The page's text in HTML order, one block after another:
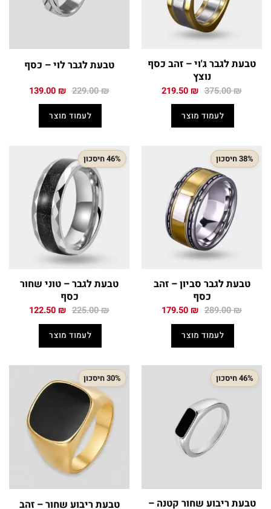
טבעת לגבר ג'וי – זהב כסף
נוצץ
375.00₪ המחיר
375.00 ₪.
219.50 ₪ המחיר
לעמוד מוצר
טבעת לגבר לוי – כסף
229.00₪ המחיר
229.00 ₪.
139.00 ₪ המחיר
לעמוד מוצר
38% חיסכון
טבעת לגבר סביון – זהב
כסף
289.00₪ המחיר
היה:
289.00 ₪.
179.50 ₪ המחיר
לעמוד מוצר
46% חיסכון
טבעת לגבר – טוני שחור
כסף
225.00₪ המחיר
היה:
225.00 ₪.
122.50 ₪ המחיר
לעמוד מוצר
46% חיסכון
טבעת ריבוע שחור קטנה –
30% חיסכון
טבעת ריבוע שחור – זהב